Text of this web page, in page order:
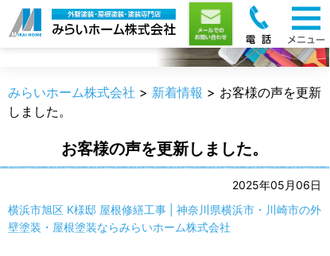
新着情報
みらいホーム株式会社 > 新着情報 > お客様の声を更新
しました。
お客様の声を更新しました。
2025年05月06日
横浜市旭区 K様邸 屋根修繕工事 | 神奈川県横浜市・川崎市の外
壁塗装・屋根塗装ならみらいホーム株式会社